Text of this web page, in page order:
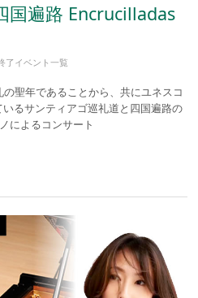
国遍路 Encrucilladas
了イベント一覧
聖年であることから、共にユネスコ
るサンティアゴ巡礼道と四国遍路の
によるコンサート